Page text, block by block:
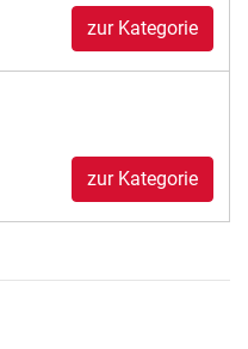
zur Kategorie
zur Kategorie